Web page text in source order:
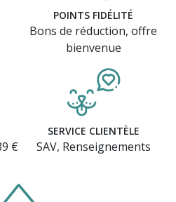
POINTS FIDÉLITÉ
Bons de réduction, offre
bienvenue
€
SERVICE CLIENTÈLE
SAV, Renseignements